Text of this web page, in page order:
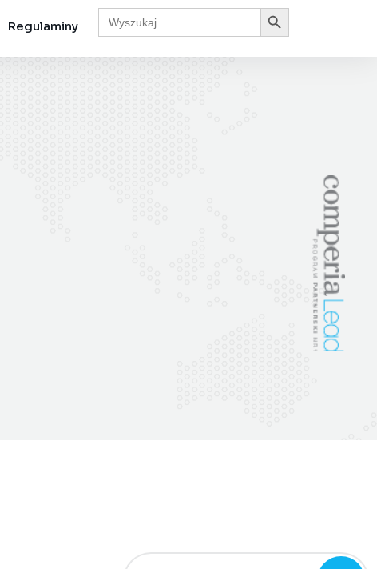
Regulaminy
Search
for:
Search Button